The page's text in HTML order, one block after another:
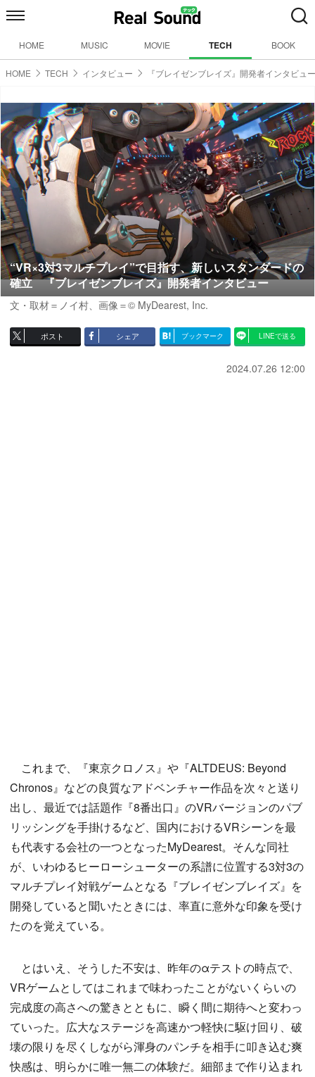
HOME MUSIC MOVIE TECH BOOK
HOME TECH インタビュー 『ブレイゼンブレイズ』開発者インタビュー
“VR×3対3マルチプレイ”で目指す、新しいスタンダードの
確立 『ブレイゼンブレイズ』開発者インタビュー
文・取材＝ノイ村、画像＝© MyDearest, Inc.
ポスト シェア ブックマーク LINEで送る
2024.07.26 12:00
これまで、『東京クロノス』や『ALTDEUS: Beyond
Chronos』などの良質なアドベンチャー作品を次々と送り
出し、最近では話題作『8番出口』のVRバージョンのパブ
リッシングを手掛けるなど、国内におけるVRシーンを最
も代表する会社の一つとなったMyDearest。そんな同社
が、いわゆるヒーローシューターの系譜に位置する3対3の
マルチプレイ対戦ゲームとなる『ブレイゼンブレイズ』を
開発していると聞いたときには、率直に意外な印象を受け
たのを覚えている。
とはいえ、そうした不安は、昨年のαテストの時点で、
VRゲームとしてはこれまで味わったことがないくらいの
完成度の高さへの驚きとともに、瞬く間に期待へと変わっ
ていった。広大なステージを高速かつ軽快に駆け回り、破
壊の限りを尽くしながら渾身のパンチを相手に叩き込む爽
快感は、明らかに唯一無二の体験だ。細部まで作り込まれ